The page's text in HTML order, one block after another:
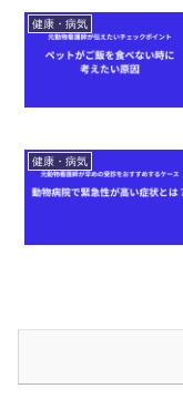
健康・病気
健康・病気